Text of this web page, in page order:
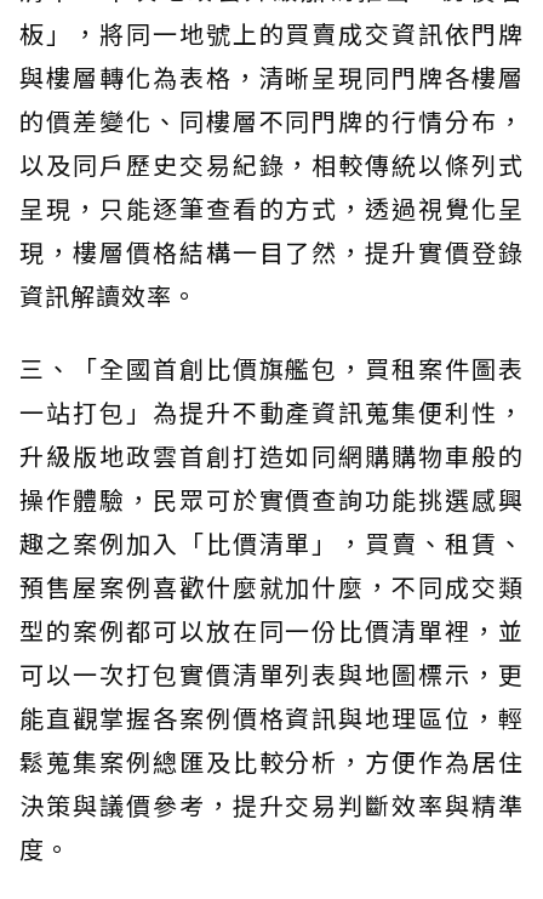
板」，將同一地號上的買賣成交資訊依門牌
與樓層轉化為表格，清晰呈現同門牌各樓層
的價差變化、同樓層不同門牌的行情分布，
以及同戶歷史交易紀錄，相較傳統以條列式
呈現，只能逐筆查看的方式，透過視覺化呈
現，樓層價格結構一目了然，提升實價登錄
資訊解讀效率。
三、「全國首創比價旗艦包，買租案件圖表
一站打包」為提升不動產資訊蒐集便利性，
升級版地政雲首創打造如同網購購物車般的
操作體驗，民眾可於實價查詢功能挑選感興
趣之案例加入「比價清單」，買賣、租賃、
預售屋案例喜歡什麼就加什麼，不同成交類
型的案例都可以放在同一份比價清單裡，並
可以一次打包實價清單列表與地圖標示，更
能直觀掌握各案例價格資訊與地理區位，輕
鬆蒐集案例總匯及比較分析，方便作為居住
決策與議價參考，提升交易判斷效率與精準
度。